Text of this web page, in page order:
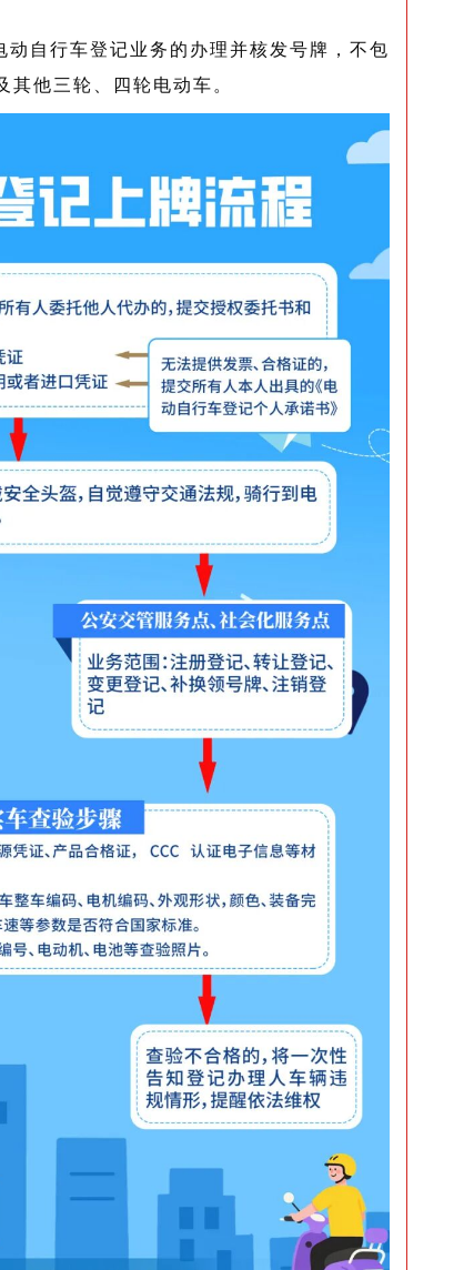
行车登记业务的办理并核发号牌，不包
他三轮、四轮电动车。